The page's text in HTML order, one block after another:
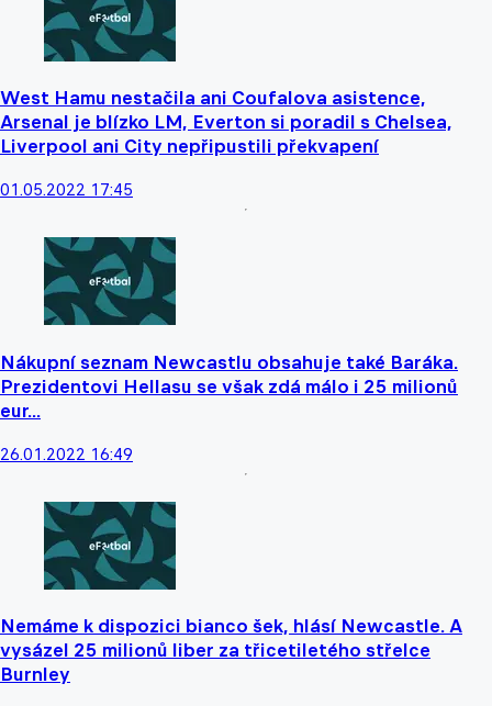
West Hamu nestačila ani Coufalova asistence,
Arsenal je blízko LM, Everton si poradil s Chelsea,
Liverpool ani City nepřipustili překvapení
01.05.2022 17:45
Nákupní seznam Newcastlu obsahuje také Baráka.
Prezidentovi Hellasu se však zdá málo i 25 milionů
eur...
26.01.2022 16:49
Nemáme k dispozici bianco šek, hlásí Newcastle. A
vysázel 25 milionů liber za třicetiletého střelce
Burnley